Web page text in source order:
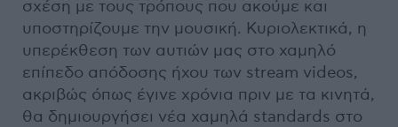
σχέση με τους τρόπους που ακούμε και
υποστηρίζουμε την μουσική. Κυριολεκτικά, η
υπερέκθεση των αυτιών μας στο χαμηλό
επίπεδο απόδοσης ήχου των stream videos,
ακριβώς όπως έγινε χρόνια πριν με τα κινητά,
θα δημιουργήσει νέα χαμηλά standards στο